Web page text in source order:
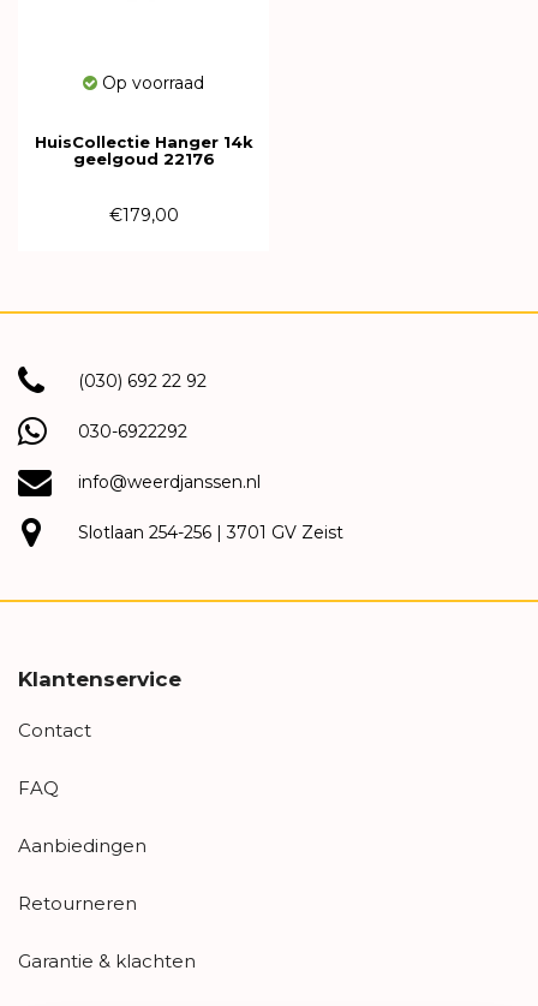
Op voorraad
HuisCollectie Hanger 14k
geelgoud 22176
€179,00
(030) 692 22 92
030-6922292
info@weerdjanssen.nl
Slotlaan 254-256 | 3701 GV Zeist
Klantenservice
Contact
FAQ
Aanbiedingen
Retourneren
Garantie & klachten